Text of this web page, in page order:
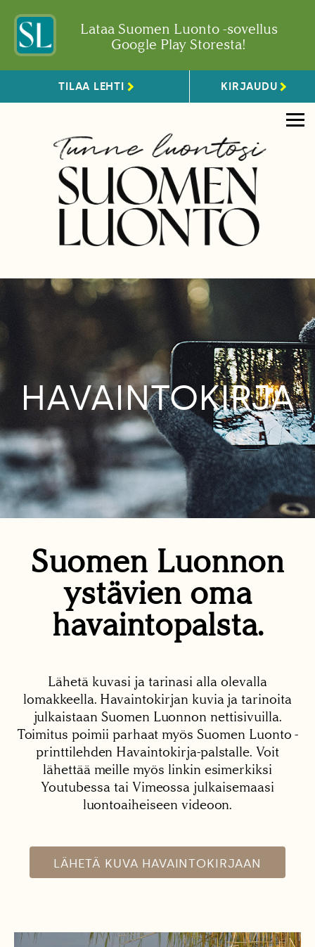
Lataa Suomen Luonto -sovellus
Google Play Storesta!
TILAA LEHTI KIRJAUDU
HAVAINTOKIRJA
Suomen Luonnon
ystävien oma
havaintopalsta.
Lähetä kuvasi ja tarinasi alla olevalla
lomakkeella. Havaintokirjan kuvia ja tarinoita
julkaistaan Suomen Luonnon nettisivuilla.
Toimitus poimii parhaat myös Suomen Luonto -
printtilehden Havaintokirja-palstalle. Voit
lähettää meille myös linkin esimerkiksi
Youtubessa tai Vimeossa julkaisemaasi
luontoaiheiseen videoon.
LÄHETÄ KUVA HAVAINTOKIRJAAN